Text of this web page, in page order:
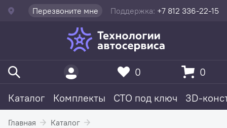
Перезвоните мне Поддержка: +7 812 336-22-15
Каталог Комплекты СТО под ключ 3D-
0 0
Главная
Каталог